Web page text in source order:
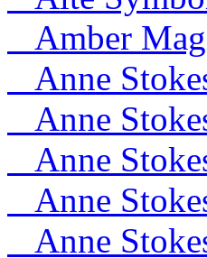
Amber
Anne
Anne
Anne
Anne
Anne